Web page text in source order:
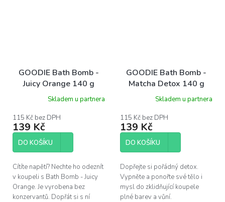
GOODIE Bath Bomb -
Juicy Orange 140 g
Skladem u partnera
115 Kč bez DPH
139 Kč
DO KOŠÍKU
Cítíte napětí? Nechte ho odeznít
v koupeli s Bath Bomb - Juicy
Orange. Je vyrobena bez
konzervantů. Dopřát si s ní
GOODIE Bath Bomb -
Matcha Detox 140 g
Skladem u partnera
115 Kč bez DPH
139 Kč
DO KOŠÍKU
Dopřejte si pořádný detox.
Vypněte a ponořte své tělo i
mysl do zklidňující koupele
plné barev a vůní.